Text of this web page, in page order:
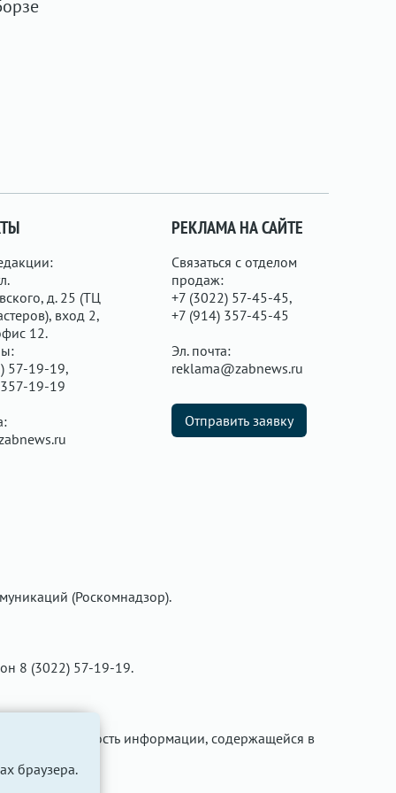
браузера.
д. 25 (ТЦ
вход 2,
12.
57-19-19,
19-19
РЕКЛАМА НА САЙТЕ
Связаться с отделом
продаж:
+7 (3022) 57-45-45,
+7 (914) 357-45-45
Эл. почта:
reklama@zabnews.ru
Отправить заявку
(Роскомнадзор).
8 (3022) 57-19-19.
за достоверность информации, содержащейся в